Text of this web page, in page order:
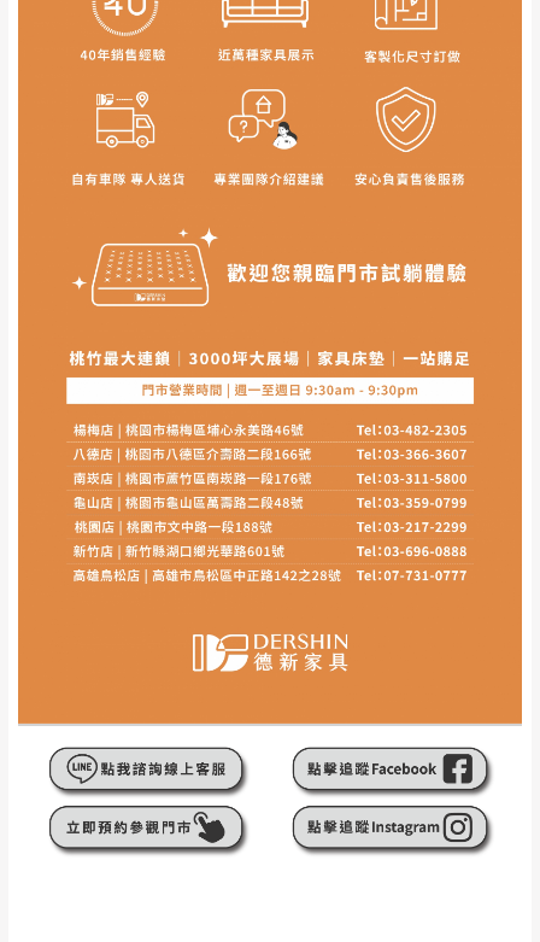
法順利配送，本公司除了盡最大努力完成配送外，視
狀況保有出貨的權利。
需以吊車或其他的吊掛方式吊運，費用將由買方自行
支付。
因大型傢俱有組裝、配送的問題，並非一般快速到貨
再與您通知，讓您不用整天在家等貨，以免浪費你的
寶貴時間。
如遇自然災害、政府宣布之災害警報等不可抗力情
或停止運送服務。
百貨公司配送暫無法配合開店前、閉店後時段，並送
至百貨公司卸貨區為限，恕無法送至指定樓面。
遇百貨周年慶期間，恕暫停百貨公司相關運送 》
無回收家具服務，若需回收家俱可聯絡當地請清潔隊
回收,免付費清運專線：0800-085-717
辦理退換貨。
台北市、新北市地區固定每周(三)、(日)兩天
收送貨，敬請見諒！
本公司部份商品無維修服務，超過7日鑑賞
期，商品使用年限，因客人使用習慣、居家
環境不同。若屬人為因素導致商品損壞、零
行吸收(另事先與消費者報價，消費者同意將
會進行維修)。
若非商品品質瑕疵問題於鑑賞期內退貨之情
形，我們需酌收退貨運費。
有商品一年保固之服務。
訂單成立時請儘速於三日內完成付款，交易恕不
殺價，商品均已最低價格售出
，且在特定時日會給
予折扣，請密切注意。
予保留(訂單自動取消)。
無回收家具服務，若需回收家具可聯絡當地請清